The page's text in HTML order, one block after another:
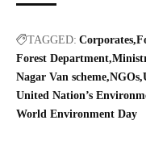
TAGGED: Corporates
Forest Department
Nagar Van scheme NGOs
United Nation’s
World Environment Day